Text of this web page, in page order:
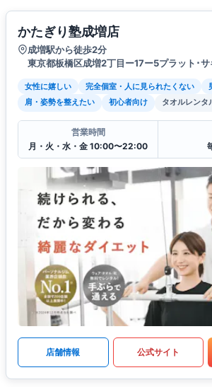
かたぎり塾成増店
成増駅から徒歩2分
東京都板橋区成増2丁目ー17ー5プラット･サ
女性に嬉しい 完全個室・人に見られたくない
肩・姿勢を整えたい
初心者向け タオルレンタ
営業時間
月・火・水・金 10:00〜22:00
店舗情報 公式サイト